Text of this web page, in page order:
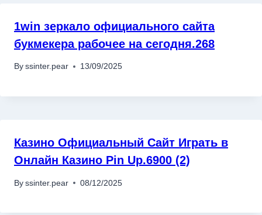
1win зеркало официального сайта
букмекера рабочее на сегодня.268
By ssinter.pear 13/09/2025
Казино Официальный Сайт Играть в
Онлайн Казино Pin Up.6900 (2)
By ssinter.pear 08/12/2025